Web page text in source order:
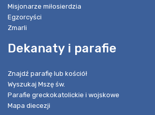
Misjonarze miłosierdzia
Egzorcyści
Zmarli
Dekanaty i parafie
Znajdź parafię lub kościół
Wyszukaj Mszę św.
Parafie greckokatolickie i wojskowe
Mapa diecezji